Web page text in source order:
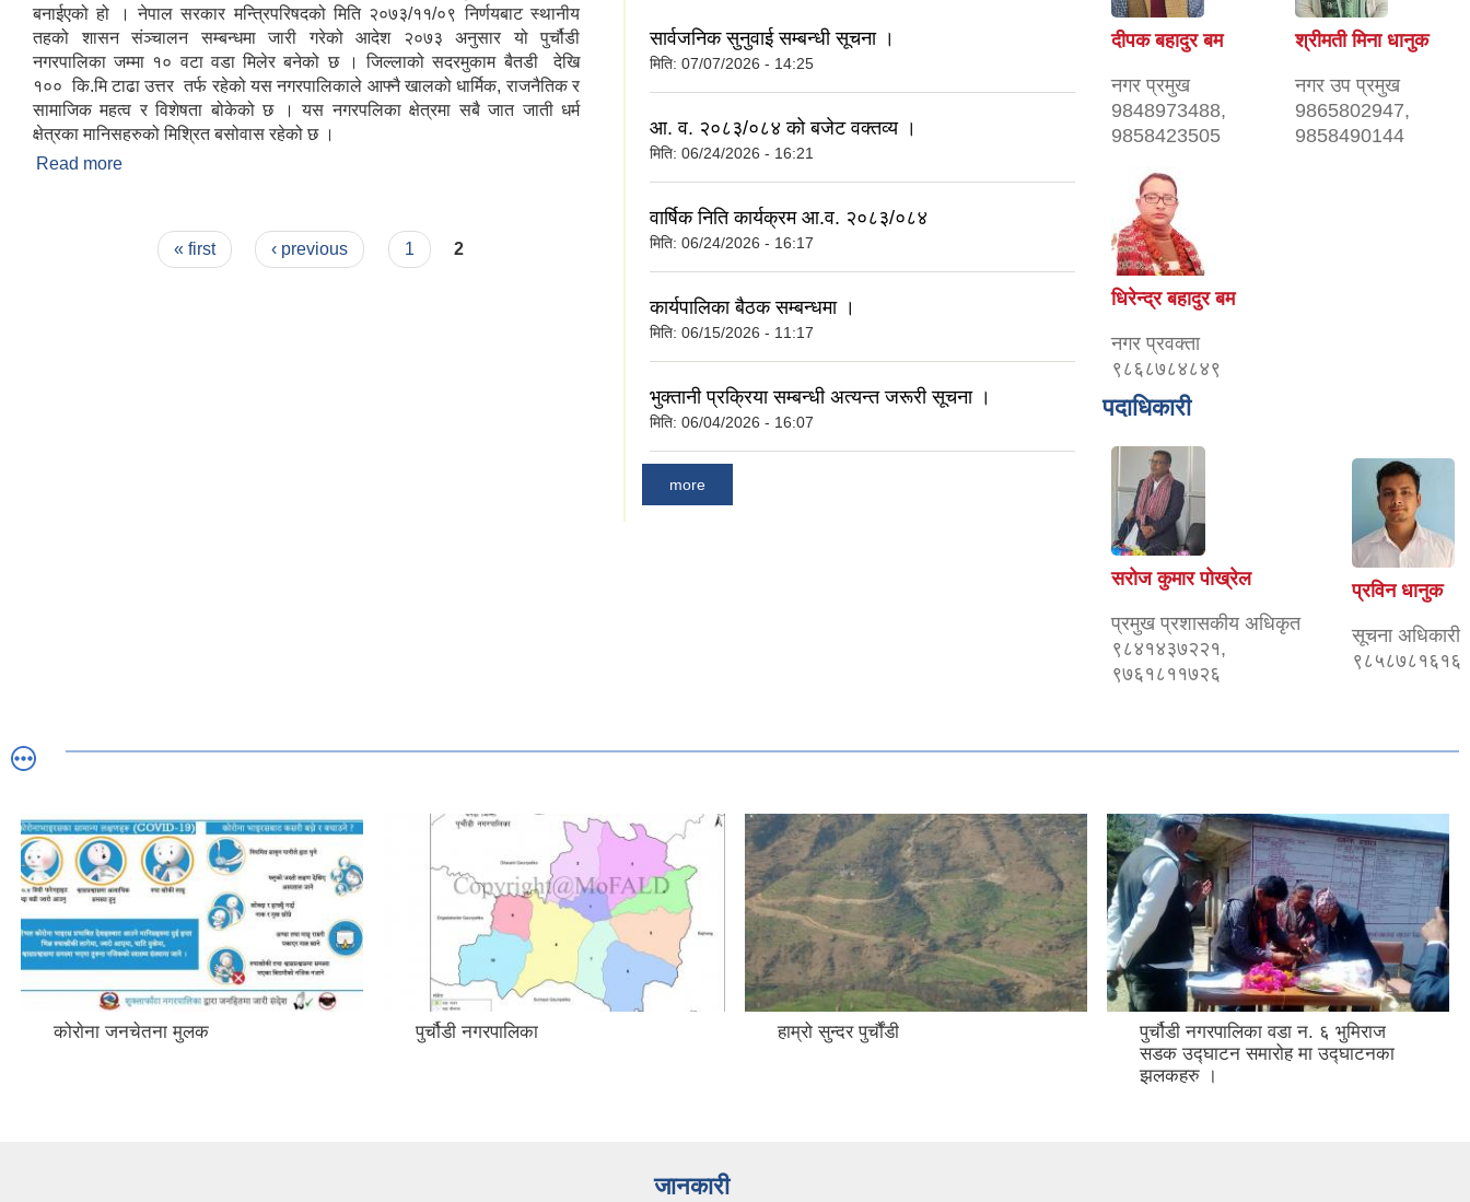
बनाईएको हो । नेपाल सरकार मन्त्रिपरिषदको मिति २०७३/११/०९ निर्णयबाट स्थानीय
तहको शासन संञ्चालन सम्बन्धमा जारी गरेको आदेश २०७३ अनुसार यो पुर्चौडी
नगरपालिका जम्मा १० वटा वडा मिलेर बनेको छ । जिल्लाको सदरमुकाम बैतडी देखि
१०० कि.मि टाढा उत्तर तर्फ रहेको यस नगरपालिकाले आफ्नै खालको धार्मिक, राजनैतिक र
सामाजिक महत्व र विशेषता बोकेको छ । यस नगरपलिका क्षेत्रमा सबै जात जाती धर्म
क्षेत्रका मानिसहरुको मिश्रित बसोवास रहेको छ ।
Read more
« first ‹ previous 1 2
सार्वजनिक सुनुवाई सम्बन्धी सूचना ।
मिति: 07/07/2026 - 14:25
आ. व. २०८३/०८४ को बजेट वक्तव्य ।
मिति: 06/24/2026 - 16:21
वार्षिक निति कार्यक्रम आ.व. २०८३/०८४
मिति: 06/24/2026 - 16:17
कार्यपालिका बैठक सम्बन्धमा ।
मिति: 06/15/2026 - 11:17
भुक्तानी प्रक्रिया सम्बन्धी अत्यन्त जरूरी सूचना ।
मिति: 06/04/2026 - 16:07
more
दीपक बहादुर बम
नगर प्रमुख
9848973488,
9858423505
श्रीमती मिना धानुक
नगर उप प्रमुख
9865802947,
9858490144
धिरेन्द्र बहादुर बम
नगर प्रवक्ता
९८६८७८४८४९
पदाधिकारी
सरोज कुमार पोख्रेल
प्रमुख प्रशासकीय अधिकृत
९८४१४३७२२१,
९७६१८११७२६
प्रविन धानुक
सूचना अधिकारी
९८५८७८१६१६
कोराेना जनचेतना मुलक पुर्चौडी नगरपालिका हाम्रो सुन्दर पुर्चौंडी
पुर्चौडी नगरपालिका वडा न. ६ भुमिराज
सडक उद्घ‍ाटन समारोह मा उद्घ‍ाटनका
झलकहरु ।
जानकारी